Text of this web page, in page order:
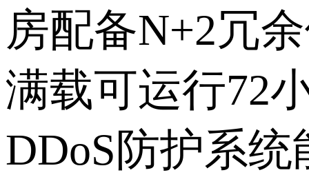
房配备N+2冗
满载可运行72
DDoS防护系